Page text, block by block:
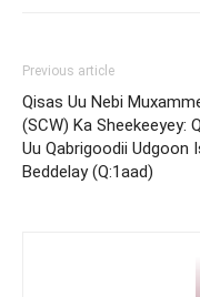
Previous article
Qisas Uu Nebi
(SCW) Ka Sheekeeyey:
Uu Qabrigoodii Udgoon
Beddelay (Q:1aad)